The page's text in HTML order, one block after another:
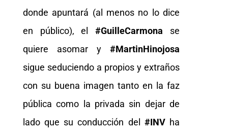
donde apuntará (al menos no lo dice
en público), el#GuilleCarmona se
quiere asomar y#MartinHinojosa
sigue seduciendo a propios y extraños
con su buena imagen tanto en la faz
pública como la privada sin dejar de
lado que su conducción del #INVha